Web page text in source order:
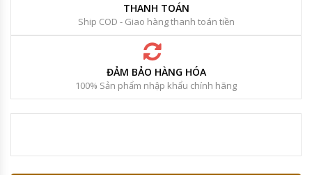
THANH TOÁN
Ship COD - Giao hàng thanh toán tiền
ĐẢM BẢO HÀNG HÓA
100% Sản phẩm nhập khẩu chính hãng